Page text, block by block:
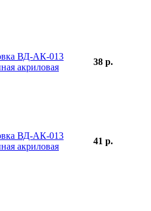
ВД-АК-013
акриловая
38 р.
ВД-АК-013
акриловая
41 р.